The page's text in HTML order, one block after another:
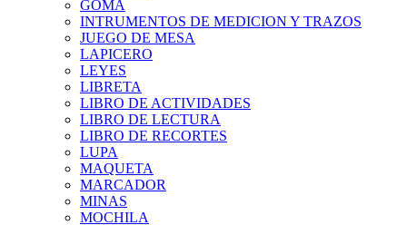
GOMA
INTRUMENTOS DE MEDICION Y TRAZOS
JUEGO DE MESA
LAPICERO
LEYES
LIBRETA
LIBRO DE ACTIVIDADES
LIBRO DE LECTURA
LIBRO DE RECORTES
LUPA
MAQUETA
MARCADOR
MINAS
MOCHILA